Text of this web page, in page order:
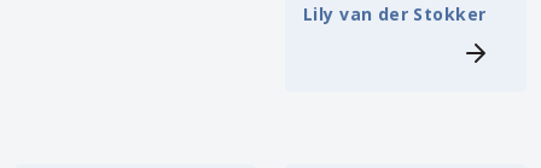
Lily van der Stokker